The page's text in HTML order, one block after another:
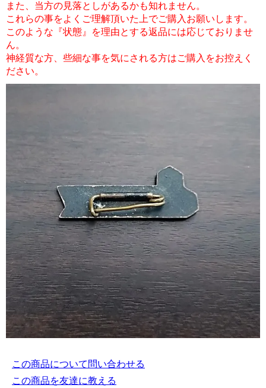
また、当方の見落としがあるかも知れません。
これらの事をよくご理解頂いた上でご購入お願いします。
このような『状態』を理由とする返品には応じておりませ
ん。
神経質な方、些細な事を気にされる方はご購入をお控えく
ださい。
この商品について問い合わせる
この商品を友達に教える